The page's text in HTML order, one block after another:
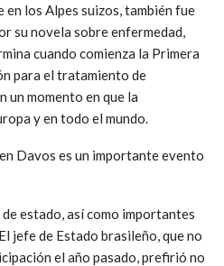
en los Alpes suizos, también fue
su novela sobre enfermedad,
cuando comienza la Primera
para el tratamiento de
un momento en que la
y en todo el mundo.
Davos es un importante evento
estado, así como importantes
jefe de Estado brasileño, que no
el año pasado, prefirió no